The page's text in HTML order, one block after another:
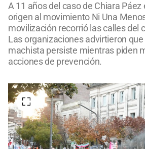
A 11 años del caso de Chiara Páez
origen al movimiento Ni Una
movilización recorrió las calles del
Las organizaciones advirtieron
machista persiste mientras piden
acciones de prevención.